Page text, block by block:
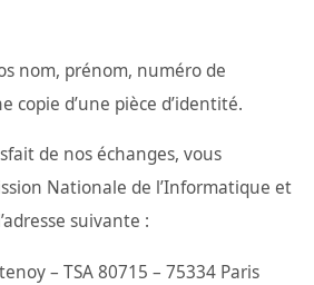
nom, prénom, numéro de
copie d’une pièce d’identité.
de nos échanges, vous
Nationale de l’Informatique et
suivante :
– TSA 80715 – 75334 Paris